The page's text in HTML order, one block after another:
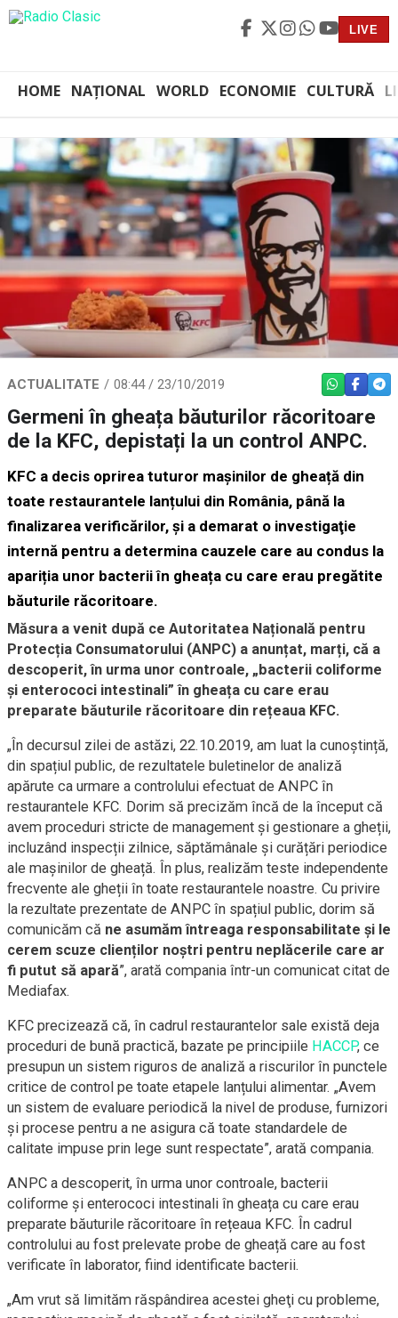
LIVE
HOME NAȚIONAL WORLD ECONOMIE CULTURĂ
ACTUALITATE 08:44 / 23/10/2019 WHATSAPP
Germeni în gheața băuturilor răcoritoare
de la KFC, depistați la un control ANPC.
KFC a decis oprirea tuturor mașinilor de gheață din
toate restaurantele lanțului din România, până la
finalizarea verificărilor, și a demarat o investigaţie
internă pentru a determina cauzele care au condus la
apariția unor bacterii în gheața cu care erau pregătite
băuturile răcoritoare.
Măsura a venit după ce Autoritatea Națională pentru
Protecția Consumatorului (ANPC) a anunțat, marți, că a
descoperit, în urma unor controale, „bacterii coliforme
și enterococi intestinali” în gheața cu care erau
preparate băuturile răcoritoare din rețeaua KFC.
„În decursul zilei de astăzi, 22.10.2019, am luat la cunoștință,
din spațiul public, de rezultatele buletinelor de analiză
apărute ca urmare a controlului efectuat de ANPC în
restaurantele KFC. Dorim să precizăm încă de la început că
avem proceduri stricte de management și gestionare a gheții,
incluzând inspecții zilnice, săptămânale și curățări periodice
ale mașinilor de gheață. În plus, realizăm teste independente
frecvente ale gheții în toate restaurantele noastre. Cu privire
la rezultate prezentate de ANPC în spațiul public, dorim să
comunicăm că ne asumăm întreaga responsabilitate și le
cerem scuze clienților noștri pentru neplăcerile care ar
fi putut să apară”, arată compania într-un comunicat citat de
Mediafax.
KFC precizează că, în cadrul restaurantelor sale există deja
proceduri de bună practică, bazate pe principiile HACCP, ce
presupun un sistem riguros de analiză a riscurilor în punctele
critice de control pe toate etapele lanțului alimentar. „Avem
un sistem de evaluare periodică la nivel de produse, furnizori
și procese pentru a ne asigura că toate standardele de
calitate impuse prin lege sunt respectate”, arată compania.
ANPC a descoperit, în urma unor controale, bacterii
coliforme și enterococi intestinali în gheața cu care erau
preparate băuturile răcoritoare în rețeaua KFC. În cadrul
controlului au fost prelevate probe de gheață care au fost
verificate în laborator, fiind identificate bacterii.
„Am vrut să limităm răspândirea acestei gheţi cu probleme,